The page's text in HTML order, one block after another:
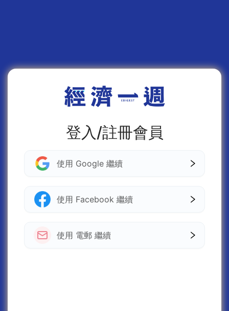
登入/註冊會員
使用 Google 繼續
使用 Facebook 繼續
使用 電郵 繼續